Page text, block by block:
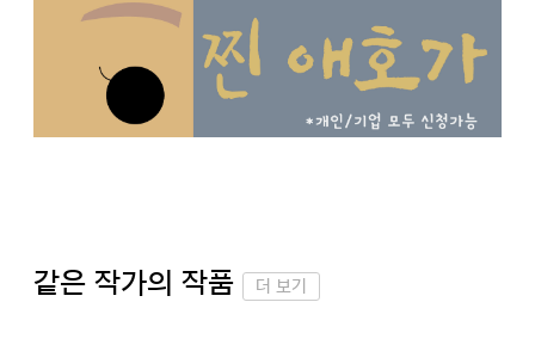
같은 작가의 작품 더 보기